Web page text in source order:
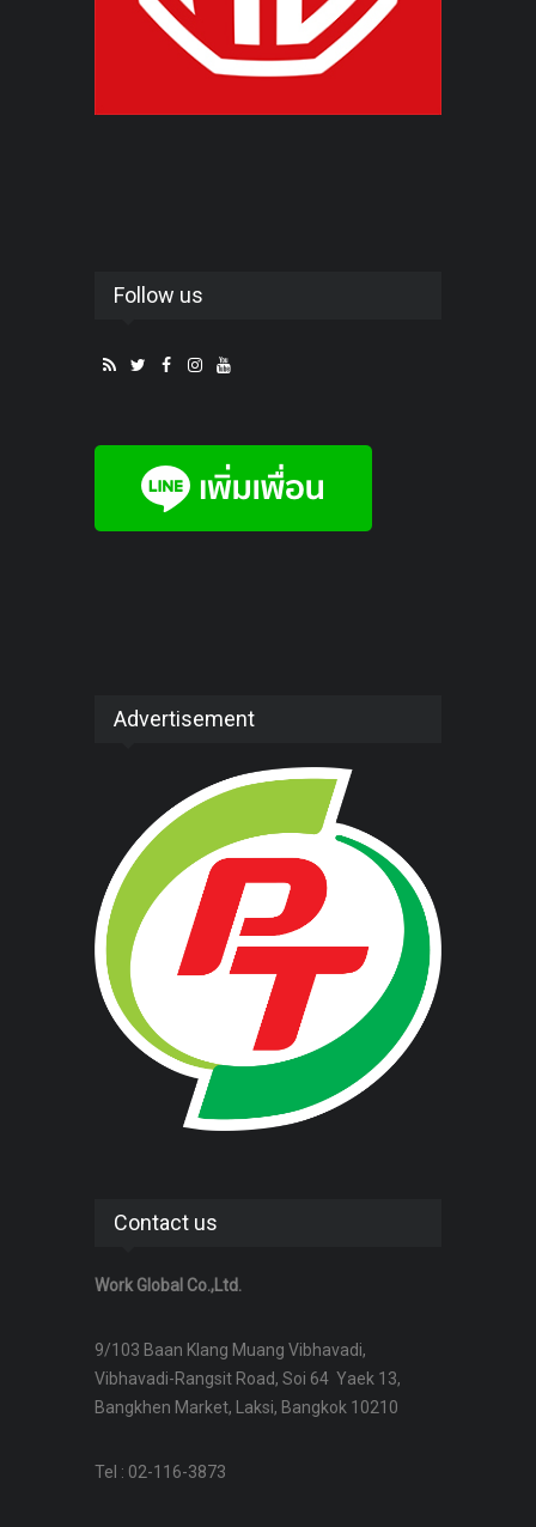
Follow us
Advertisement
Contact us
Work Global Co.,Ltd.
9/103 Baan Klang Muang Vibhavadi,
Vibhavadi-Rangsit Road, Soi 64 Yaek 13,
Bangkhen Market, Laksi, Bangkok 10210
Tel : 02-116-3873